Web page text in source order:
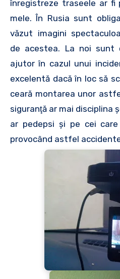
înregistreze traseele ar fi
mele. În Rusia sunt
văzut imagini
de acestea. La noi sunt
ajutor în cazul unui
excelentă dacă în loc să
ceară montarea unor
siguranţă ar mai disciplina
ar pedepsi şi pe cei
provocând astfel